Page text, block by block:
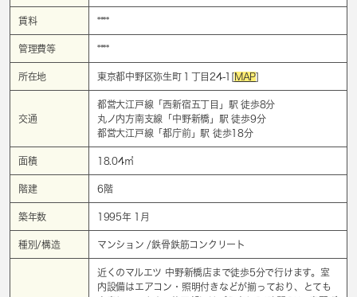
賃料 ****
管理費等 ****
所在地 東京都中野区弥生町１丁目24-1[MAP]
交通
都営大江戸線「西新宿五丁目 」駅 徒歩8分
丸ノ内方南支線「 中野新橋 」駅 徒歩9分
都営大江戸線「都庁前」駅 徒歩18分
面積 18.04㎡
階建 6階
築年数 1995年 1月
種別/構造 マンション /鉄骨鉄筋コンクリート
近くのマルエツ 中野新橋店まで徒歩5分で行けます。室
内設備はエアコン・照明付きなどが揃っており、とても